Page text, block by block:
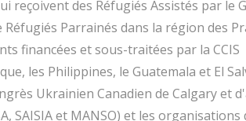
des Réfugiés Assistés par le
Parrainés dans la région des
financées et sous-traitées par la CCIS
les Philippines, le Guatemala et El
Ukrainien Canadien de Calgary
SAISIA et MANSO) et les